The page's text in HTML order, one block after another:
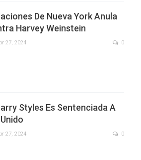
De Nueva York Anula
Harvey Weinstein
27, 2024 0
Styles Es Sentenciada A
27, 2024 0